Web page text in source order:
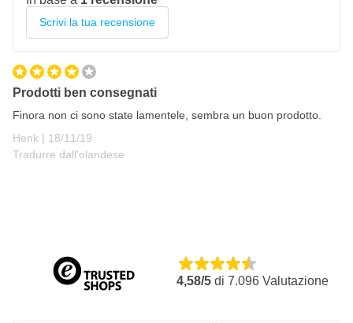
Scrivi la tua recensione
Prodotti ben consegnati
Finora non ci sono state lamentele, sembra un buon prodotto.
Henk | 18 novembre 2019
18/11/19
Tradurre dall'olandese
4,58/5 di 7.096 Valutazione